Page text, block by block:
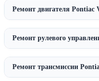
Ремонт двигателя Pontiac
Ремонт рулевого
Ремонт трансмиссии